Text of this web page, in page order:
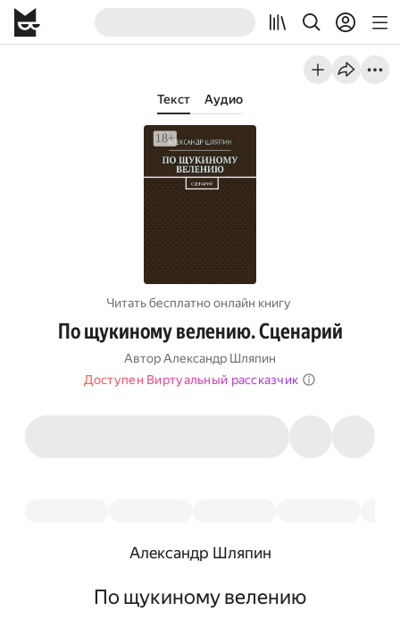
Текст Аудио
Читать бесплатно онлайн книгу
По щукиному велению. Сценарий
АвторАлександр Шляпин
Доступен Виртуальный рассказчик
Александр Шляпин
По щукиному велению